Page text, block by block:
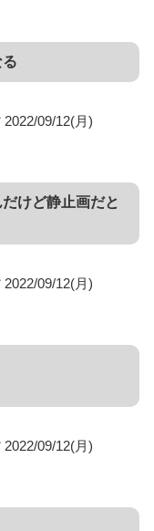
2022/09/12(月)
けど静止画だと
2022/09/12(月)
2022/09/12(月)